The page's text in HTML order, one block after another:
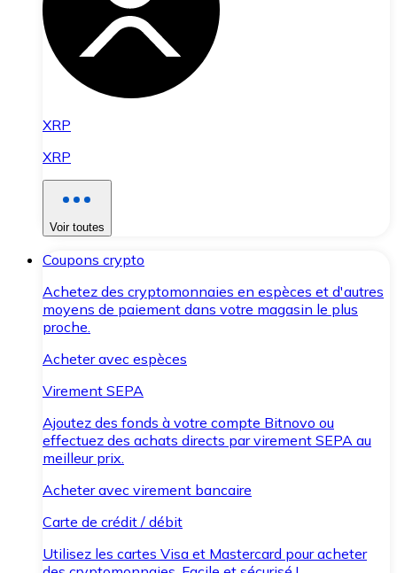
XRP
XRP
Voir toutes
Coupons crypto
Achetez des cryptomonnaies en espèces et d'autres
moyens de paiement dans votre magasin le plus
proche.
Acheter avec espèces
Virement SEPA
Ajoutez des fonds à votre compte Bitnovo ou
effectuez des achats directs par virement SEPA au
meilleur prix.
Acheter avec virement bancaire
Carte de crédit / débit
Utilisez les cartes Visa et Mastercard pour acheter